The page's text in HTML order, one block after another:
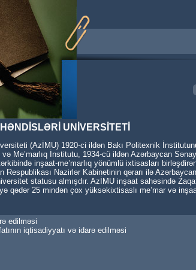
UNİVERSİTETİ
(AzİMU) 1920-ci ildən Bakı Politexnik
Me’marlıq İnstitutu, 1934-cü ildən Azərbaycan
inşaat-me’marlıq yönümlü ixtisasları
Respublikası Nazirlər Kabinetinin qərarı ilə
statusu almışdır. AzİMU inşaat sahəsində
qədər 25 mindən çox yüksəkixtisaslı me’mar və
edilməsi
iqtisadiyyatı və idarə edilməsi